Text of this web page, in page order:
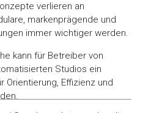
verlieren an
markenprägende und
immer wichtiger werden.
kann für Betreiber von
Studios ein
Orientierung, Effizienz und